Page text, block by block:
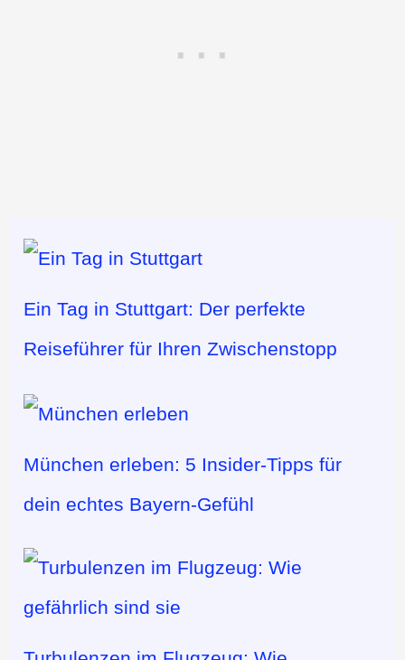
Ein Tag in Stuttgart: Der perfekte
Reiseführer für Ihren Zwischenstopp
München erleben: 5 Insider-Tipps für
dein echtes Bayern-Gefühl